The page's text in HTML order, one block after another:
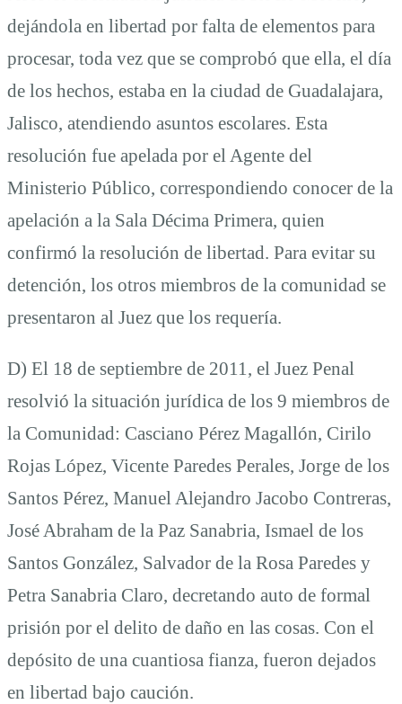
dejándola en libertad por falta de elementos para
procesar, toda vez que se comprobó que ella, el día
de los hechos, estaba en la ciudad de Guadalajara,
Jalisco, atendiendo asuntos escolares. Esta
resolución fue apelada por el Agente del
Ministerio Público, correspondiendo conocer de la
apelación a la Sala Décima Primera, quien
confirmó la resolución de libertad. Para evitar su
detención, los otros miembros de la comunidad se
presentaron al Juez que los requería.
D) El 18 de septiembre de 2011, el Juez Penal
resolvió la situación jurídica de los 9 miembros de
la Comunidad: Casciano Pérez Magallón, Cirilo
Rojas López, Vicente Paredes Perales, Jorge de los
Santos Pérez, Manuel Alejandro Jacobo Contreras,
José Abraham de la Paz Sanabria, Ismael de los
Santos González, Salvador de la Rosa Paredes y
Petra Sanabria Claro, decretando auto de formal
prisión por el delito de daño en las cosas. Con el
depósito de una cuantiosa fianza, fueron dejados
en libertad bajo caución.